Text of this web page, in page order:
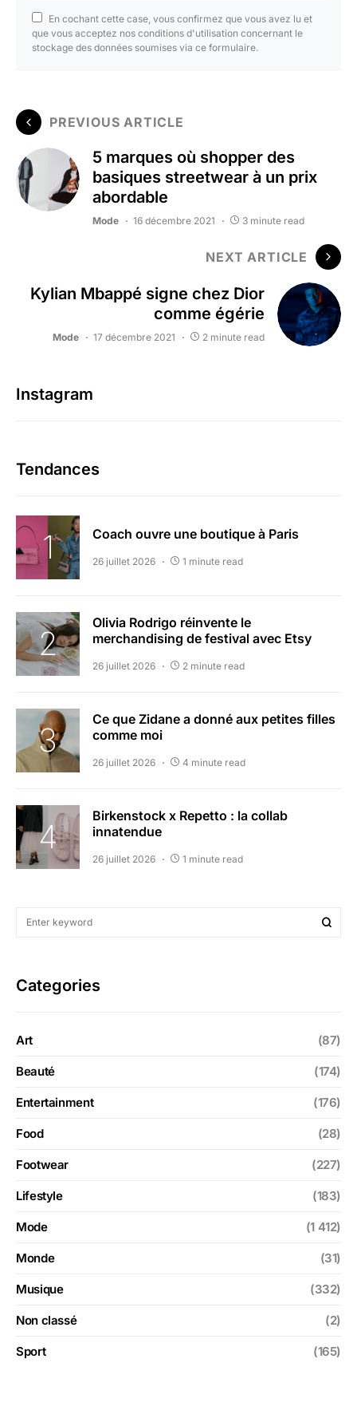
En cochant cette case, vous confirmez que vous avez lu et
que vous acceptez nos conditions d'utilisation concernant le
stockage des données soumises via ce formulaire.
PREVIOUS ARTICLE
5 marques où shopper des
basiques streetwear à un prix
abordable
Mode 16 décembre 2021 3 minute read
NEXT ARTICLE
Kylian Mbappé signe chez Dior
comme égérie
Mode 17 décembre 2021 2 minute read
Instagram
Tendances
Coach ouvre une boutique à Paris
26 juillet 2026 1 minute read
Olivia Rodrigo réinvente le
merchandising de festival avec Etsy
26 juillet 2026 2 minute read
Ce que Zidane a donné aux petites filles
comme moi
26 juillet 2026 4 minute read
Birkenstock x Repetto : la collab
innatendue
26 juillet 2026 1 minute read
Categories
Art (87)
Beauté (174)
Entertainment (176)
Food (28)
Footwear (227)
Lifestyle (183)
Mode (1 412)
Monde (31)
Musique (332)
Non classé (2)
Sport (165)